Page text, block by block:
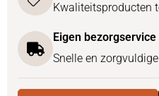
Kwaliteitsproducten
Eigen bezorgservice
Snelle en